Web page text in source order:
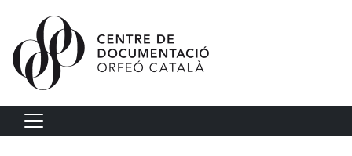
Vés al contingut
Navegació principal